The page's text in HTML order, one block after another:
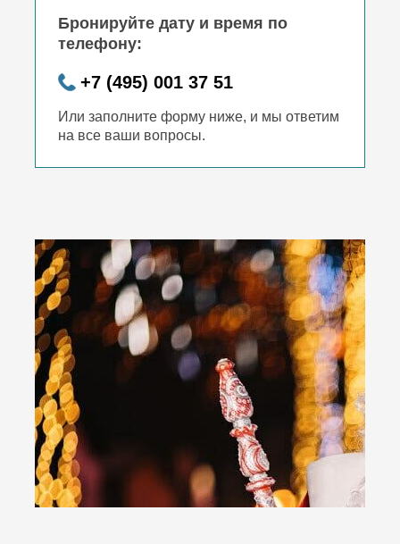
Бронируйте дату и время по
телефону:
+7 (495) 001 37 51
Или заполните форму ниже, и мы ответим
на все ваши вопросы.